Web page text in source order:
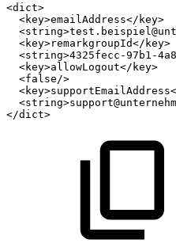
<dict>
<key>emailAddress</ key>
<string>
<key>remarkgroupId</ key>
<string>4325fecc-97b1-
<key>allowLogout</ key>
<false />
<key>supportEmailAddress
<string>
</dict>